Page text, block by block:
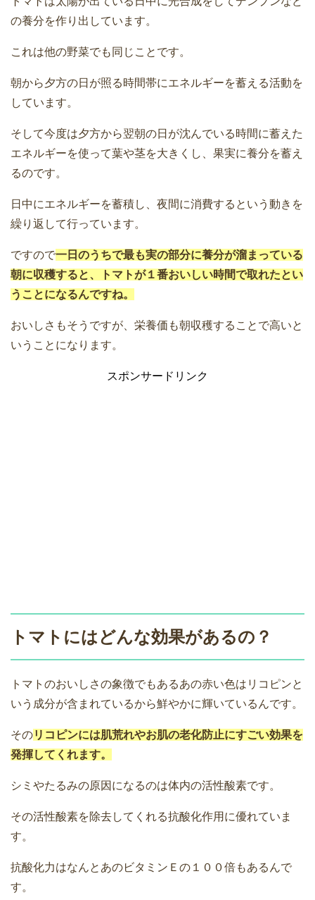
の養分を作り出しています。
これは他の野菜でも同じことです。
朝から夕方の日が照る時間帯にエネルギーを蓄える活動を
しています。
そして今度は夕方から翌朝の日が沈んでいる時間に蓄えた
エネルギーを使って葉や茎を大きくし、果実に養分を蓄え
るのです。
日中にエネルギーを蓄積し、夜間に消費するという動きを
繰り返して行っています。
ですので一日のうちで最も実の部分に養分が溜まっている
朝に収穫すると、トマトが１番おいしい時間で取れたとい
うことになるんですね。
おいしさもそうですが、栄養価も朝収穫することで高いと
いうことになります。
スポンサードリンク
トマトにはどんな効果があるの？
トマトのおいしさの象徴でもあるあの赤い色はリコピンと
いう成分が含まれているから鮮やかに輝いているんです。
そのリコピンには肌荒れやお肌の老化防止にすごい効果を
発揮してくれます。
シミやたるみの原因になるのは体内の活性酸素です。
その活性酸素を除去してくれる抗酸化作用に優れていま
す。
抗酸化力はなんとあのビタミンＥの１００倍もあるんで
す。